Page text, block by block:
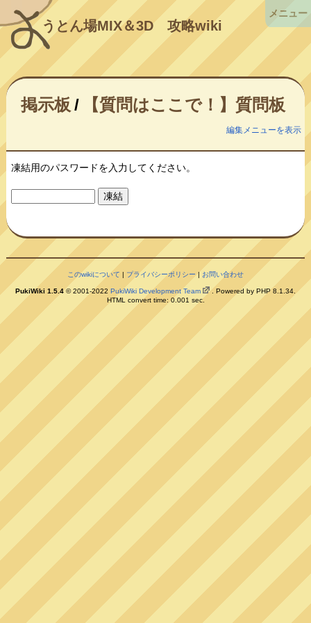
うとん場MIX＆3D攻略wiki
掲示板 / 【質問はここで！】質問板
編集メニューを表示
凍結用のパスワードを入力してください。
このwikiについて | プライバシーポリシー| お問い合わせ
PukiWiki 1.5.4© 2001-2022 PukiWiki Development Team
. Powered by PHP 8.1.34.
HTML convert time: 0.001 sec.
メニュー